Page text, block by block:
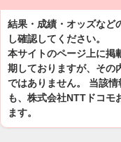
結果・成績・オッズなど
し確認してください。
本サイトのページ上に掲
期しておりますが、その
ではありません。 当該
も、株式会社NTTドコモ
ます。